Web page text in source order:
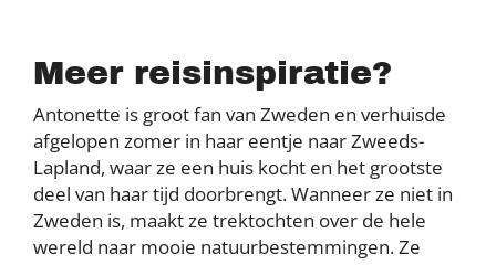
Meer reisinspiratie?
Antonette is groot fan van Zweden en verhuisde
afgelopen zomer in haar eentje naar Zweeds-
Lapland, waar ze een huis kocht en het grootste
deel van haar tijd doorbrengt. Wanneer ze niet in
Zweden is, maakt ze trektochten over de hele
wereld naar mooie natuurbestemmingen. Ze